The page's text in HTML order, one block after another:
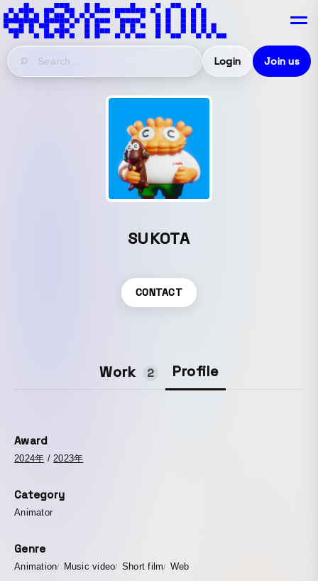
Login Join us
SUKOTA
CONTACT
Work 2 Profile
Award
2024年 /2023年
Category
Animator
Genre
Animation Music video Short film Web